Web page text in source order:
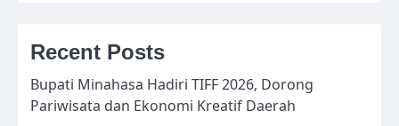
Recent Posts
Bupati Minahasa Hadiri TIFF 2026, Dorong
Pariwisata dan Ekonomi Kreatif Daerah